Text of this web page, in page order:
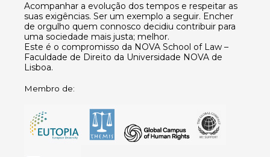
Acompanhar a evolução dos tempos e respeitar as
suas exigências. Ser um exemplo a seguir. Encher
de orgulho quem connosco decidiu contribuir para
uma sociedade mais justa; melhor.
Este é o compromisso da NOVA School of Law –
Faculdade de Direito da Universidade NOVA de
Lisboa.
Membro de: